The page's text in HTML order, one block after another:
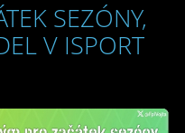
SEZÓNY,
V ISPORT